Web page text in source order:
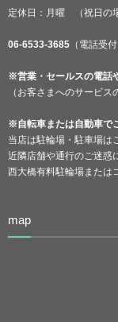
定休日：月曜 （祝日の
06-6533-3685 （電話受
※営業・セールスの電話
（お客さまへのサービ
※自転車または自動車で
当店は駐輪場・駐車場は
近隣店舗や通行のご迷惑
西大橋有料駐輪場または
map